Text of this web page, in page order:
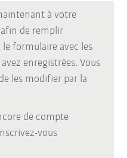
à votre
afin de remplir
formulaire avec les
enregistrées. Vous
les modifier par la
de compte
vous